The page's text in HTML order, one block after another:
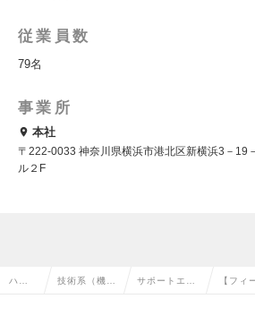
従業員数
79名
事業所
本社
〒222-0033 神奈川県横浜市港北区新横浜3－
ル２F
ハイ 技術系（機 サポートエン 【フィ